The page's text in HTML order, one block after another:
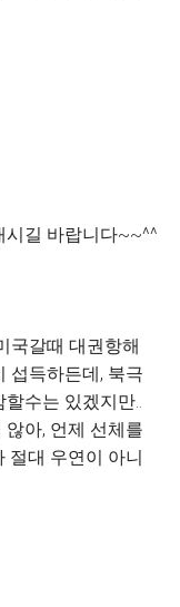
시길 바랍니다~~^^
국갈때 대권항해
섭득하든데, 북극
수는 있겠지만..
아, 언제 선체를
절대 우연이 아니